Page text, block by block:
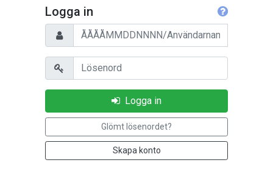
Logga in
Personnummer/Användarnamn
Lösenord
Logga in
Glömt lösenordet?
Skapa konto